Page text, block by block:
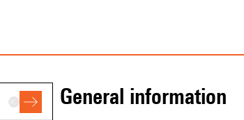
general information